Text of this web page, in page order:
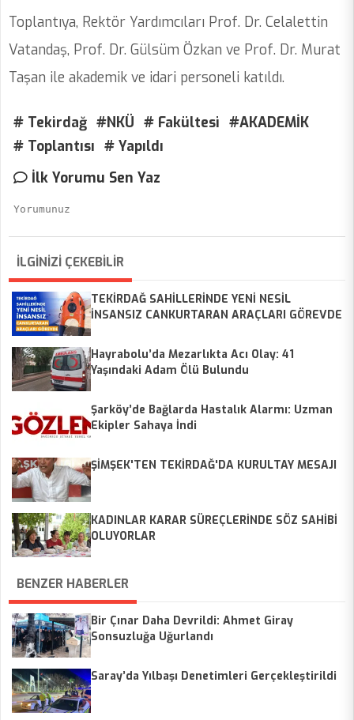
Toplantıya, Rektör Yardımcıları Prof. Dr. Celalettin
Vatandaş, Prof. Dr. Gülsüm Özkan ve Prof. Dr. Murat
Taşan ile akademik ve idari personeli katıldı.
# Tekirdağ #NKÜ # Fakültesi #AKADEMİK
# Toplantısı # Yapıldı
İlk Yorumu Sen Yaz
İLGİNİZİ ÇEKEBİLİR
TEKİRDAĞ SAHİLLERİNDE YENİ NESİL
İNSANSIZ CANKURTARAN ARAÇLARI GÖREVDE
Hayrabolu’da Mezarlıkta Acı Olay: 41
Yaşındaki Adam Ölü Bulundu
Şarköy’de Bağlarda Hastalık Alarmı: Uzman
Ekipler Sahaya İndi
ŞİMŞEK'TEN TEKİRDAĞ'DA KURULTAY MESAJI
KADINLAR KARAR SÜREÇLERİNDE SÖZ SAHİBİ
OLUYORLAR
BENZER HABERLER
Bir Çınar Daha Devrildi: Ahmet Giray
Sonsuzluğa Uğurlandı
Saray’da Yılbaşı Denetimleri Gerçekleştirildi